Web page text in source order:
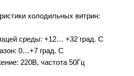
холодильных витрин:
среды: +12… +32 град. C
0…+7 град. С
220В, частота 50Гц